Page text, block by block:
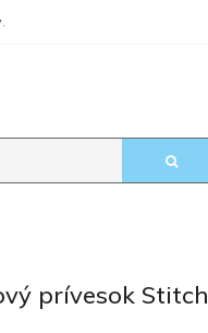
.
prívesok Stitch